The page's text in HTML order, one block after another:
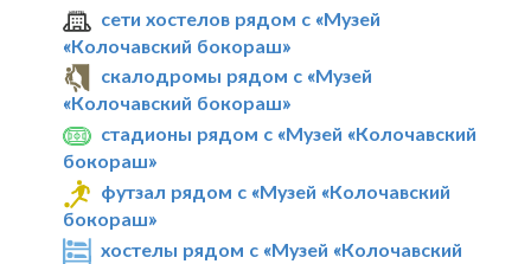
сети хостелов рядом с «Музей
«Колочавский бокораш»
скалодромы рядом с «Музей
«Колочавский бокораш»
стадионы рядом с «Музей «Колочавский
бокораш»
футзал рядом с «Музей «Колочавский
бокораш»
хостелы рядом с «Музей «Колочавский